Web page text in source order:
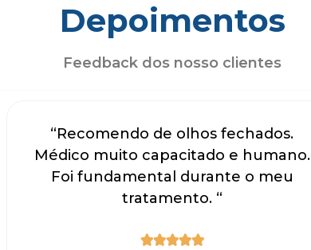
Depoimentos
Feedback dos nosso clientes
“Recomendo de olhos fechados.
Médico muito capacitado e humano.
Foi fundamental durante o meu
tratamento. “
